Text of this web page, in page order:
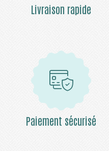
Livraison rapide
Paiement sécurisé